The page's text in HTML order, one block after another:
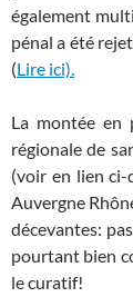
également
pénal a été
(Lire ici).
La montée en
régionale de
(voir en lien
Auvergne
décevantes:
pourtant bien
le curatif!